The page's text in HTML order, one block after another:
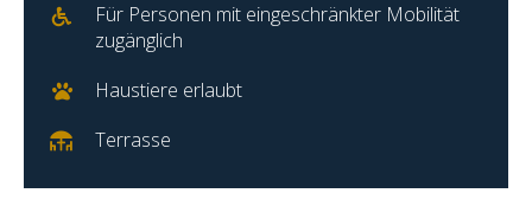
Für Personen mit eingeschränkter Mobilität
zugänglich
Haustiere erlaubt
Terrasse